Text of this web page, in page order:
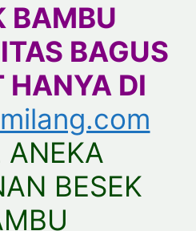
BAMBU
BAGUS
HANYA DI
BESEK